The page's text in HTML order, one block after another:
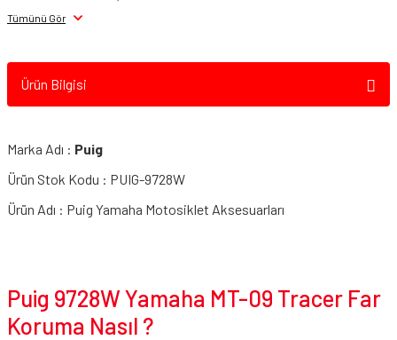
Tümünü Gör
Ürün Bilgisi
Marka Adı : Puig
Ürün Stok Kodu : PUIG-9728W
Ürün Adı : Puig Yamaha Motosiklet Aksesuarları
Puig 9728W Yamaha MT-09 Tracer Far
Koruma Nasıl ?